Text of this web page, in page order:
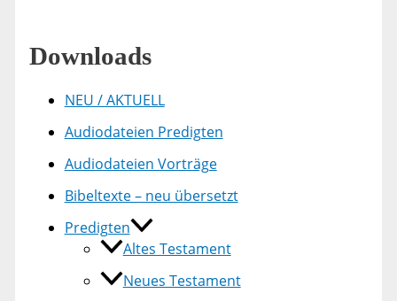
Downloads
NEU / AKTUELL
Audiodateien Predigten
Audiodateien Vorträge
Bibeltexte – neu übersetzt
Predigten
Altes Testament
Neues Testament